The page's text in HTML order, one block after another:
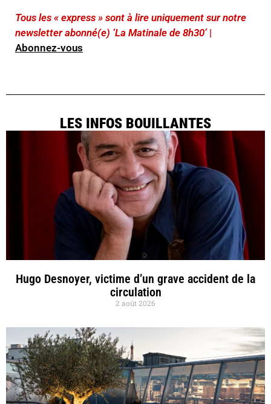
Tous les « express » sont à lire uniquement sur notre
newsletter abonné(e) ‘La Matinale de 8h30’ |
Abonnez-vous
LES INFOS BOUILLANTES
Hugo Desnoyer, victime d’un grave accident de la
circulation
2 août 2026